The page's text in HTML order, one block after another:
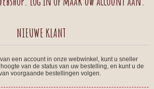
NIEUWE KLANT
een account in onze webwinkel, kunt u sneller
van de status van uw bestelling, en kunt u de
voorgaande bestellingen volgen.